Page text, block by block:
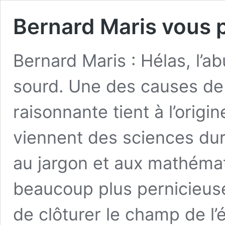
Bernard Maris vous
Bernard Maris : Hélas,
sourd. Une des causes
raisonnante tient à
viennent des sciences
au jargon et aux
beaucoup plus
de clôturer le champ de